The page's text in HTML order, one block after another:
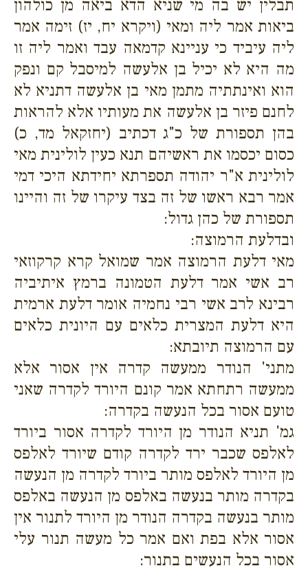
תבלין יש בה מי שניא הדא ביאה מן כולהון
ביאות אמר ליה ומאי (ויקרא יח, יז) זימה אמר
ליה עיביד כי עניינא קדמאה עבד ואמר ליה זו
מה היא לא יכיל בן אלעשה למיסבל קם ונפק
הוא ואינתתיה מתמן מאי בן אלעשה דתניא לא
לחנם פיזר בן אלעשה את מעותיו אלא להראות
בהן תספורת של כ"ג דכתיב (יחזקאל מד, כ)
כסום יכסמו את ראשיהם תנא כעין לולינית מאי
לולינית א"ר יהודה תספרתא יחידתא היכי דמי
אמר רבא ראשו של זה בצד עיקרו של זה והיינו
תספורת של כהן גדול:
ובדלעת הרמוצה:
מאי דלעת הרמוצה אמר שמואל קרא קרקוזאי
רב אשי אמר דלעת הטמונה ברמץ איתיביה
רבינא לרב אשי רבי נחמיה אומר דלעת ארמית
היא דלעת המצרית כלאים עם היונית כלאים
עם הרמוצה תיובתא:
מתני' הנודר ממעשה קדרה אין אסור אלא
ממעשה רתחתא אמר קונם היורד לקדרה שאני
טועם אסור בכל הנעשה בקדרה:
גמ' תניא הנודר מן היורד לקדרה אסור ביורד
לאלפס שכבר ירד לקדרה קודם שיורד לאלפס
מן היורד לאלפס מותר ביורד לקדרה מן הנעשה
בקדרה מותר בנעשה באלפס מן הנעשה באלפס
מותר בנעשה בקדרה הנודר מן היורד לתנור אין
אסור אלא בפת ואם אמר כל מעשה תנור עלי
אסור בכל הנעשים בתנור: